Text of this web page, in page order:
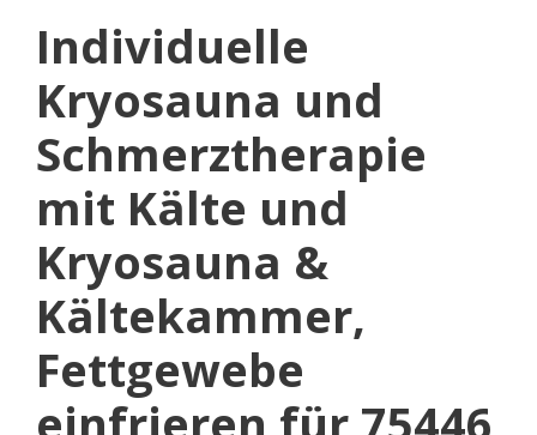
Individuelle
Kryosauna und
Schmerztherapie
mit Kälte und
Kryosauna &
Kältekammer,
Fettgewebe
einfrieren für 75446